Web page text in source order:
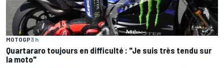
MOTOGP3 h
Quartararo toujours en difficulté : "Je suis très tendu sur
la moto"